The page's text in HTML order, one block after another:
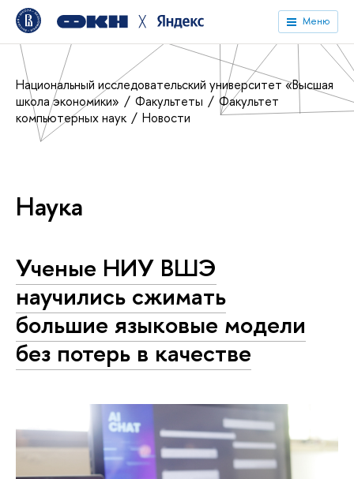
╳ Меню
Национальный исследовательский университет «Высшая
школа экономики»
Факультеты
Факультет
компьютерных наук
Новости
Наука
Ученые НИУ ВШЭ
научились сжимать
большие языковые модели
без потерь в качестве